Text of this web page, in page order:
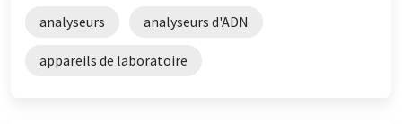
analyseurs analyseurs d'ADN
appareils de laboratoire